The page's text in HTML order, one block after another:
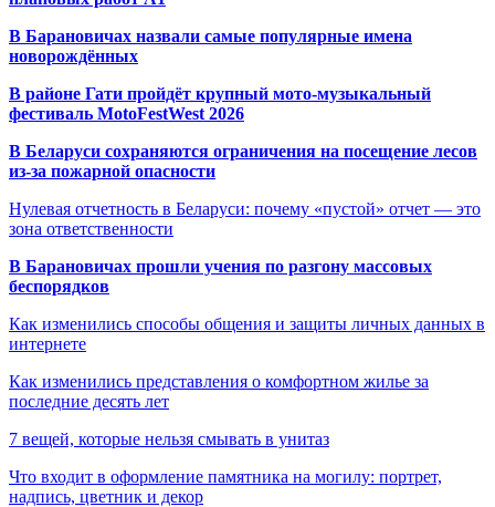
В Барановичах назвали самые популярные имена
новорождённых
В районе Гати пройдёт крупный мото-музыкальный
фестиваль MotoFestWest 2026
В Беларуси сохраняются ограничения на посещение лесов
из-за пожарной опасности
Нулевая отчетность в Беларуси: почему «пустой» отчет — это
зона ответственности
В Барановичах прошли учения по разгону массовых
беспорядков
Как изменились способы общения и защиты личных данных в
интернете
Как изменились представления о комфортном жилье за
последние десять лет
7 вещей, которые нельзя смывать в унитаз
Что входит в оформление памятника на могилу: портрет,
надпись, цветник и декор